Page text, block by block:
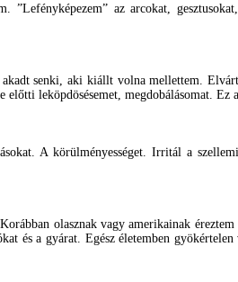
az arcokat,
senki, aki kiállt volna mellettem.
leköpdösésemet, megdobálásomat.
A körülményességet. Irritál a
olasznak vagy amerikainak
és a gyárat. Egész életemben